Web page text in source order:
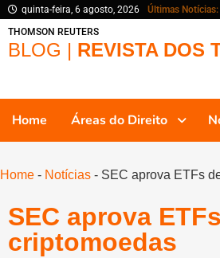
quinta-feira, 6 agosto, 2026
Últimas Notícias:
THOMSON REUTERS
BLOG | REVISTA DOS
Home Áreas do Direito
Home - Notícias - SEC aprova ETFs
SEC aprova
criptomoedas